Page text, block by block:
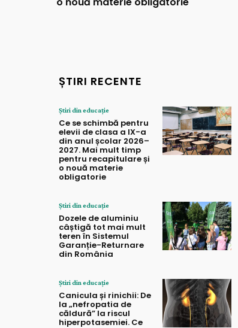
ȘTIRI RECENTE
Știri din educație
Ce se schimbă pentru
elevii de clasa a IX-a
din anul școlar 2026–
2027. Mai mult timp
pentru recapitulare și
o nouă materie
obligatorie
Știri din educație
Dozele de aluminiu
câștigă tot mai mult
teren în Sistemul
Garanție-Returnare
din România
Știri din educație
Canicula și rinichii: De
la „nefropatia de
căldură” la riscul
hiperpotasemiei. Ce